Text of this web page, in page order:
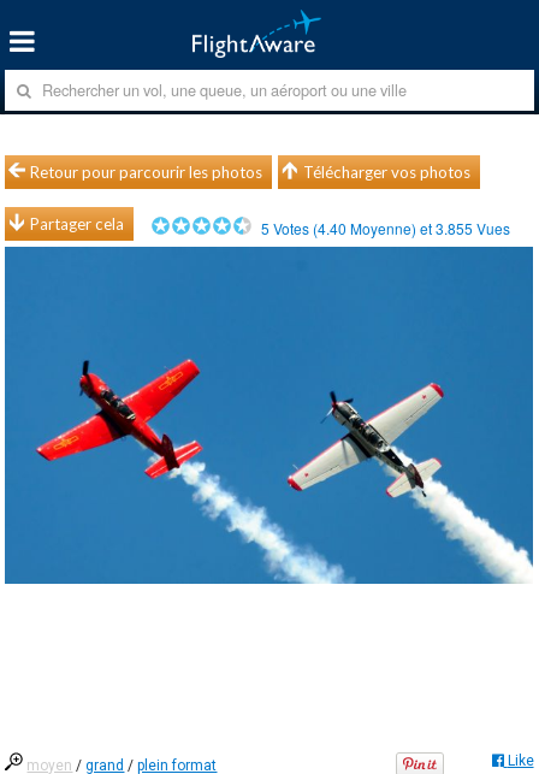
Retour pour parcourir les photos Télécharger vos photos
Partager cela 5 Votes (4.40 Moyenne) et3.855 Vues
moyen /grand /plein format Like